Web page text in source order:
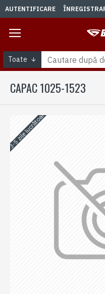
AUTENTIFICARE
Toate
CAPAC 1025-1523
3-5 zile lucrătoare